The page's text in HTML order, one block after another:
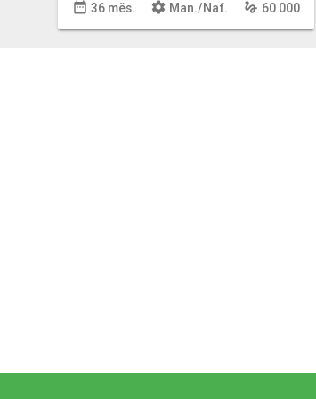
date_range 36 měs. settings Man./Naf. gesture 60 000